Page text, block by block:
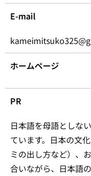
E-mail
ホームページ
PR
日本語を母語としな
ています。日本の文
ミの出し方など）、
合いながら、日本語